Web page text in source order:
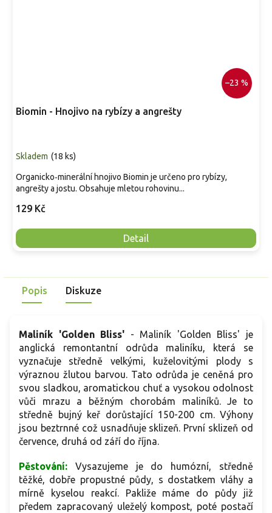
–23 %
Biomin - Hnojivo na rybízy a angrešty
Skladem (18 ks)
129 Kč
Detail
Organicko‑minerální hnojivo Biomin je určeno pro rybízy,
angrešty a jostu. Obsahuje mletou rohovinu...
Popis Diskuze
Maliník 'Golden Bliss' - Maliník 'Golden Bliss'
je
anglická remontantní odrůda maliníku, která se
vyznačuje středně velkými, kuželovitými plody s
výraznou žlutou barvou. Tato odrůda je ceněná pro
svou sladkou, aromatickou chuť a vysokou odolnost
vůči mrazu a běžným chorobám maliníků. Je to
středně bujný keř dorůstající 150-200 cm. Výhony
jsou beztrnné což usnadňuje sklizeň. První sklizeň od
července, druhá od září do října.
Pěstování: Vysazujeme je do humózní, středně
těžké, dobře propustné půdy, s dostatkem vláhy a
mírně kyselou reakcí. Pakliže máme do půdy již
předem zapracovaný uleželý kompost, poté postačí